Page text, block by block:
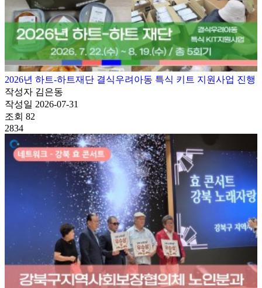
2026년 하트-하트재단 결식우려아동 특식 키트 지원사업 진행
작성자 김은동
작성일 2026-07-31
조회 82
2834